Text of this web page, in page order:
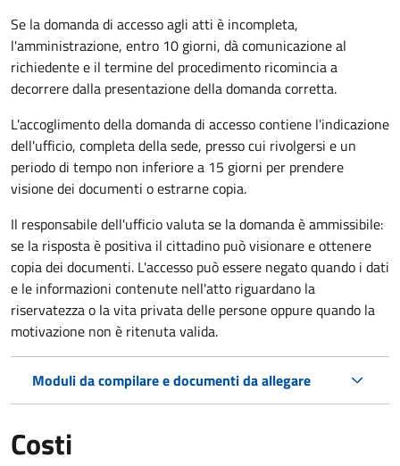
Se la domanda di accesso agli atti è incompleta,
l'amministrazione, entro 10 giorni, dà comunicazione al
richiedente e il termine del procedimento ricomincia a
decorrere dalla presentazione della domanda corretta.
L'accoglimento della domanda di accesso contiene l'indicazione
dell'ufficio, completa della sede, presso cui rivolgersi e un
periodo di tempo non inferiore a 15 giorni per prendere
visione dei documenti o estrarne copia.
Il responsabile dell'ufficio valuta se la domanda è ammissibile:
se la risposta è positiva il cittadino può visionare e ottenere
copia dei documenti. L'accesso può essere negato quando i dati
e le informazioni contenute nell'atto riguardano la
riservatezza o la vita privata delle persone oppure quando la
motivazione non è ritenuta valida.
Moduli da compilare e documenti da allegare
Costi